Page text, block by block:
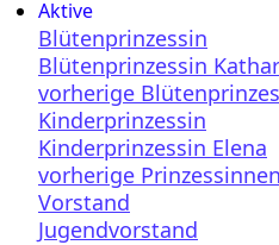
Aktive
Blütenprinzessin
Blütenprinzessin
vorherige
Kinderprinzessin
Kinderprinzessin Elena
vorherige Prinzessinnen
Vorstand
Jugendvorstand